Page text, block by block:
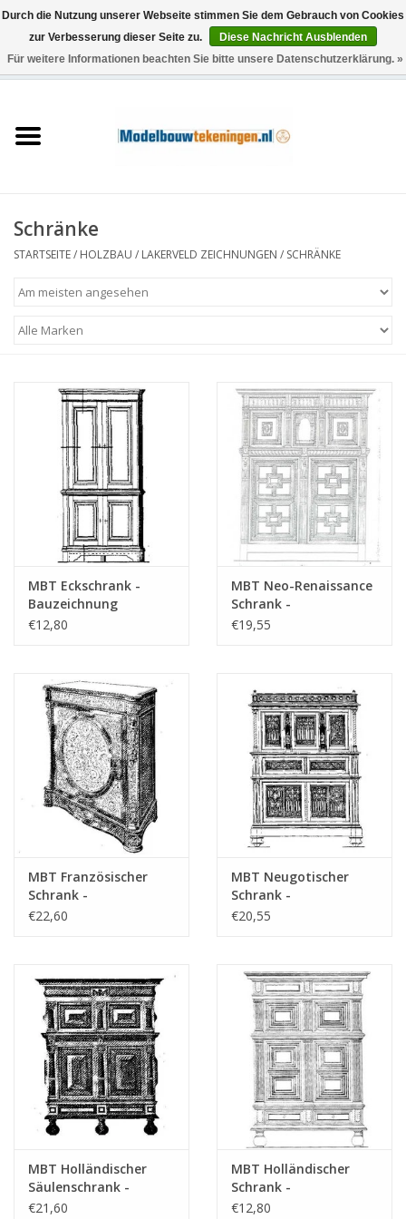
0 Artikel - €0,00
Schiffe
Holzbau
Landschaft
Dokumentation
Zeitschriften
Neue Zeichnungen
NEUE ZEITSCHRIFTEN
ABONNEMENT DER
MODELLBAUER
Schränke
STARTSEITE/ HOLZBAU / LAKERVELD ZEICHNUNGEN / SCHRÄNKE
MBT Eckschrank -
Bauzeichnung
Maßstab 1 : N/A
€12,80
MBT Neo-Renaissance
Schrank -
Bauzeichnung
€19,55
MBT Französischer
Schrank -
Bauzeichnung
€22,60
MBT Neugotischer
Schrank -
Bauzeichnung
€20,55
MBT Holländischer
Säulenschrank -
Bauzeichnung
€21,60
MBT Holländischer
Schrank -
Bauzeichnung
€12,80
Durch die Nutzung unserer Webseite stimmen Sie dem Gebrauch von Cookies
zur Verbesserung dieser Seite zu.
Diese Nachricht Ausblenden
Für weitere Informationen beachten Sie bitte unsere Datenschutzerklärung. »